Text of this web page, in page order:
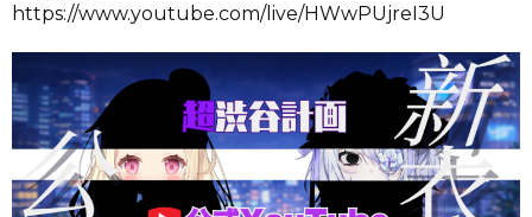
https://www.youtube.com/live/HWwPUjreI3U